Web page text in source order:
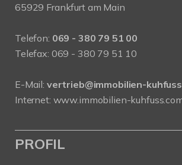
65929 Frankfurt am Main
Telefon: 069 - 380 79 51 00
Telefax: 069 - 380 79 51 10
E-Mail: vertrieb@immobilien-
Internet: www.immobilien-
PROFIL